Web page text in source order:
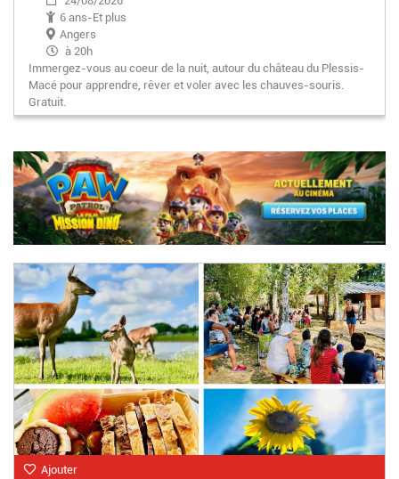
6 ans-Et plus
Angers
à 20h
Immergez-vous au coeur de la nuit, autour du château du Plessis-
Macé pour apprendre, rêver et voler avec les chauves-souris.
Gratuit.
Ajouter